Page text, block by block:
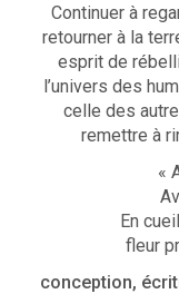
Continuer à
retourner à la
esprit de
l’univers des
celle des
remettre à
«
En
fleur
conception,